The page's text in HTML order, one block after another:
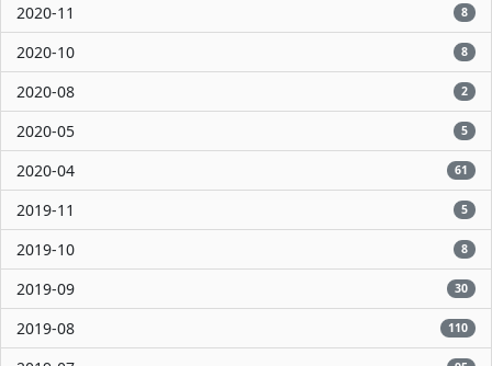
2020-11 8
2020-10 8
2020-08 2
2020-05 5
2020-04 61
2019-11 5
2019-10 8
2019-09 30
2019-08 110